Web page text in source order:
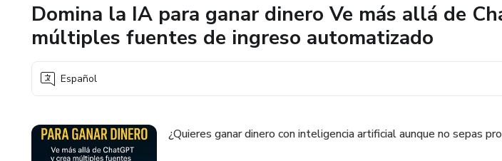
Domina la IA para ganar dinero Ve más allá de
múltiples fuentes de ingreso automatizado
Español
¿Quieres ganar dinero con inteligencia artificial aunque no sepas